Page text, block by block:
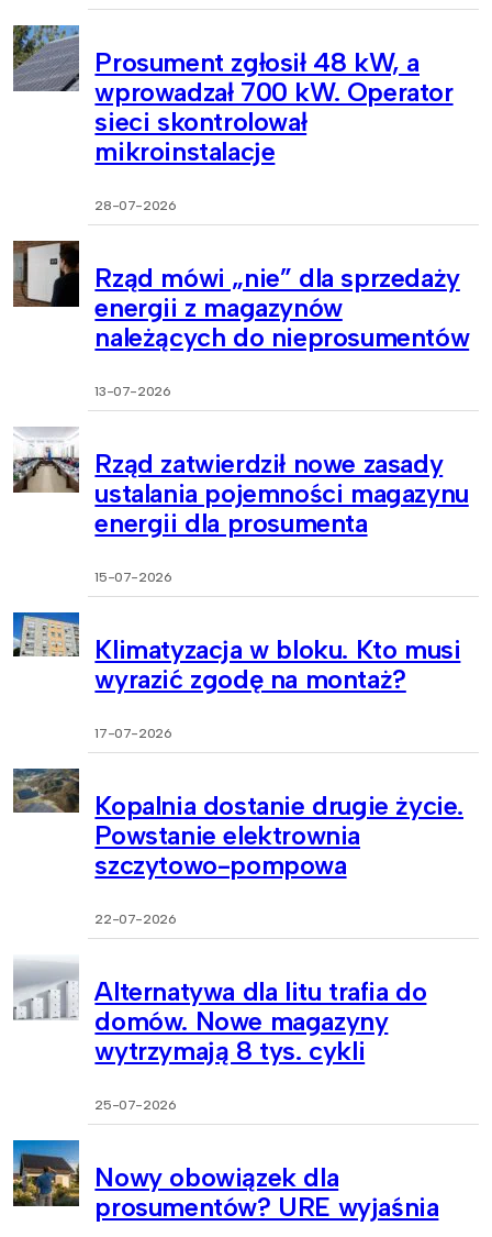
Prosument zgłosił 48 kW, a
wprowadzał 700 kW. Operator
sieci skontrolował
mikroinstalacje
28-07-2026
Rząd mówi „nie” dla sprzedaży
energii z magazynów
należących do nieprosumentów
13-07-2026
Rząd zatwierdził nowe zasady
ustalania pojemności magazynu
energii dla prosumenta
15-07-2026
Klimatyzacja w bloku. Kto musi
wyrazić zgodę na montaż?
17-07-2026
Kopalnia dostanie drugie życie.
Powstanie elektrownia
szczytowo-pompowa
22-07-2026
Alternatywa dla litu trafia do
domów. Nowe magazyny
wytrzymają 8 tys. cykli
25-07-2026
Nowy obowiązek dla
prosumentów? URE wyjaśnia